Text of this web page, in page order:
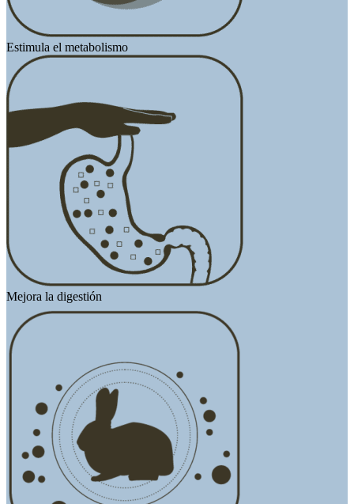
Estimula el metabolismo
Mejora la digestión